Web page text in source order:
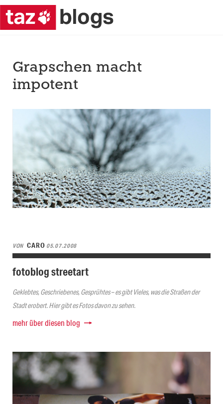
Grapschen macht
impotent
VON CARO 05.07.2008
fotoblog streetart
Geklebtes, Geschriebenes, Gesprühtes – es gibt Vieles, was die Straßen der
Stadt erobert. Hier gibt es Fotos davon zu sehen.
mehr über diesen blog